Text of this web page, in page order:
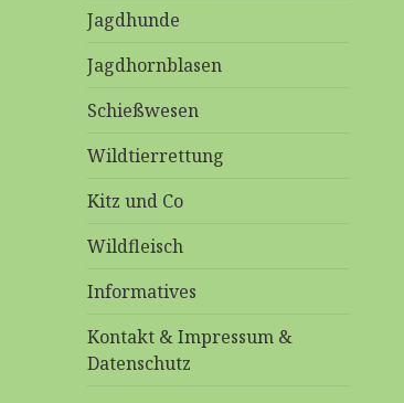
Jagdhunde
Jagdhornblasen
Schießwesen
Wildtierrettung
Kitz und Co
Wildfleisch
Informatives
Kontakt & Impressum &
Datenschutz